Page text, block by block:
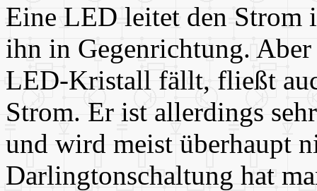
Eine LED leitet den Strom
ihn in Gegenrichtung.
LED-Kristall fällt, fließt
Strom. Er ist allerdings
und wird meist überhaupt
Darlingtonschaltung hat